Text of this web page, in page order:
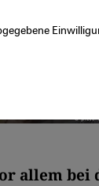
allem bei